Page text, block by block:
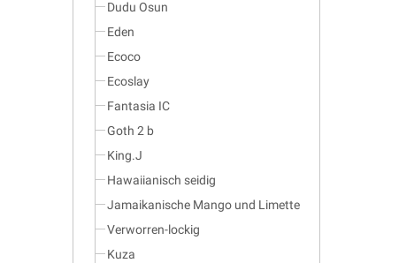
Dudu Osun
Eden
Ecoco
Ecoslay
Fantasia IC
Goth 2 b
King.J
Hawaiianisch seidig
Jamaikanische Mango und Limette
Verworren-lockig
Kuza